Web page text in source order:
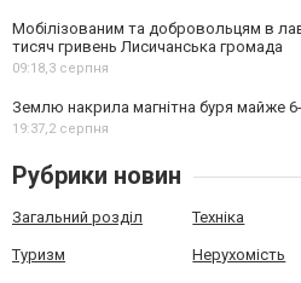
Мобілізованим та добровольцям в
тисяч гривень Лисичанська громада
09:18,3 серпня
Землю накрила магнітна буря майже
19:37,2 серпня
Рубрики новин
Загальний розділ Техніка
Туризм Нерухомість